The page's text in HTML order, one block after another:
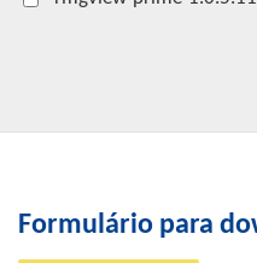
Formulário para